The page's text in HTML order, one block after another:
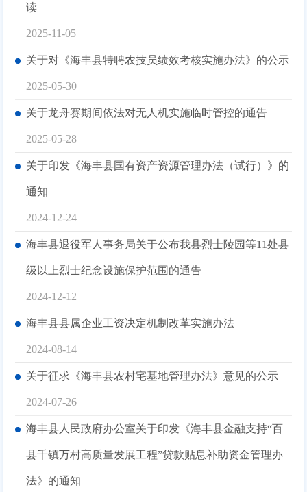
读
2025-11-05
关于对《海丰县特聘农技员绩效考核实施办法》的公示
2025-05-30
关于龙舟赛期间依法对无人机实施临时管控的通告
2025-05-28
关于印发《海丰县国有资产资源管理办法（试行）》的
通知
2024-12-24
海丰县退役军人事务局关于公布我县烈士陵园等11处县
级以上烈士纪念设施保护范围的通告
2024-12-12
海丰县县属企业工资决定机制改革实施办法
2024-08-14
关于征求《海丰县农村宅基地管理办法》意见的公示
2024-07-26
海丰县人民政府办公室关于印发《海丰县金融支持“百
县千镇万村高质量发展工程”贷款贴息补助资金管理办
法》的通知